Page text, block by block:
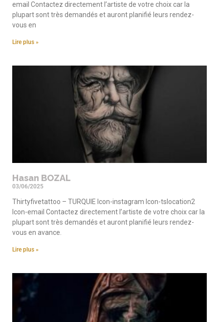
email Contactez directement l’artiste de votre choix car la
plupart sont très demandés et auront planifié leurs rendez-
vous en
Lire plus »
Hasan BOZAL
03/06/2025
Thirtyfivetattoo – TURQUIE Icon-instagram Icon-tslocation2
Icon-email Contactez directement l’artiste de votre choix car la
plupart sont très demandés et auront planifié leurs rendez-
vous en avance.
Lire plus »